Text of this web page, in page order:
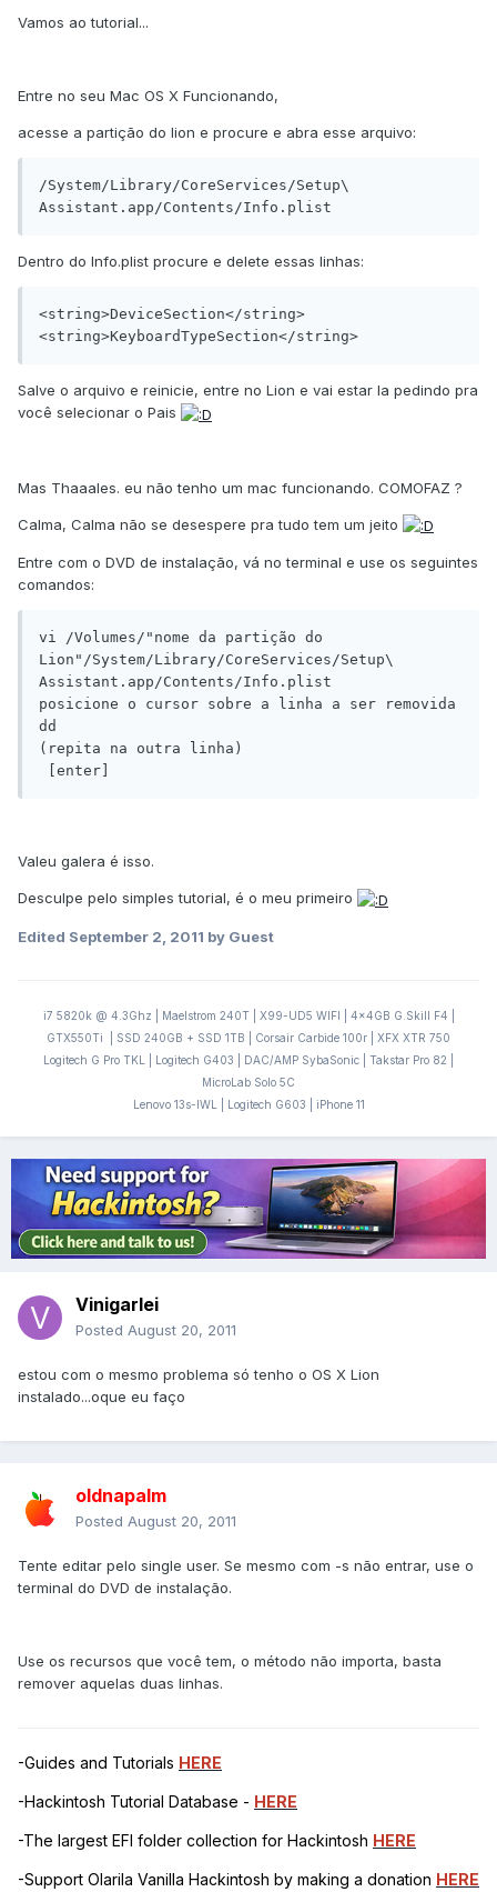
Vamos ao tutorial...
Entre no seu Mac OS X Funcionando,
acesse a partição do lion e procure e abra esse arquivo:
/System/Library/CoreServices/Setup\
Assistant.app/Contents/Info.plist
Dentro do Info.plist procure e delete essas linhas:
<string>DeviceSection</string>
<string>KeyboardTypeSection</string>
Salve o arquivo e reinicie, entre no Lion e vai estar la pedindo pra
você selecionar o Pais
Mas Thaaales. eu não tenho um mac funcionando. COMOFAZ ?
Calma, Calma não se desespere pra tudo tem um jeito
Entre com o DVD de instalação, vá no terminal e use os seguintes
comandos:
vi /Volumes/"nome da partição do
Lion"/System/Library/CoreServices/Setup\
Assistant.app/Contents/Info.plist
posicione o cursor sobre a linha a ser removida
dd
(repita na outra linha)
Valeu galera é isso.
Desculpe pelo simples tutorial, é o meu primeiro
Edited September 2, 2011 by Guest
i7 5820k @ 4.3Ghz | Maelstrom 240T | X99-UD5 WIFI | 4x4GB G.Skill F4 |
GTX550Ti | SSD 240GB + SSD 1TB | Corsair Carbide 100r | XFX XTR 750
Logitech G Pro TKL | Logitech G403 | DAC/AMP SybaSonic | Takstar Pro 82 |
MicroLab Solo 5C
Lenovo 13s-IWL | Logitech G603 | iPhone 11
Vinigarlei
Posted August 20, 2011
estou com o mesmo problema só tenho o OS X Lion
instalado...oque eu faço
oldnapalm
Posted August 20, 2011
Tente editar pelo single user. Se mesmo com -s não entrar, use o
terminal do DVD de instalação.
Use os recursos que você tem, o método não importa, basta
remover aquelas duas linhas.
-Guides and Tutorials HERE
-Hackintosh Tutorial Database - HERE
-The largest EFI folder collection for Hackintosh HERE
-Support Olarila Vanilla Hackintosh by making a donation HERE